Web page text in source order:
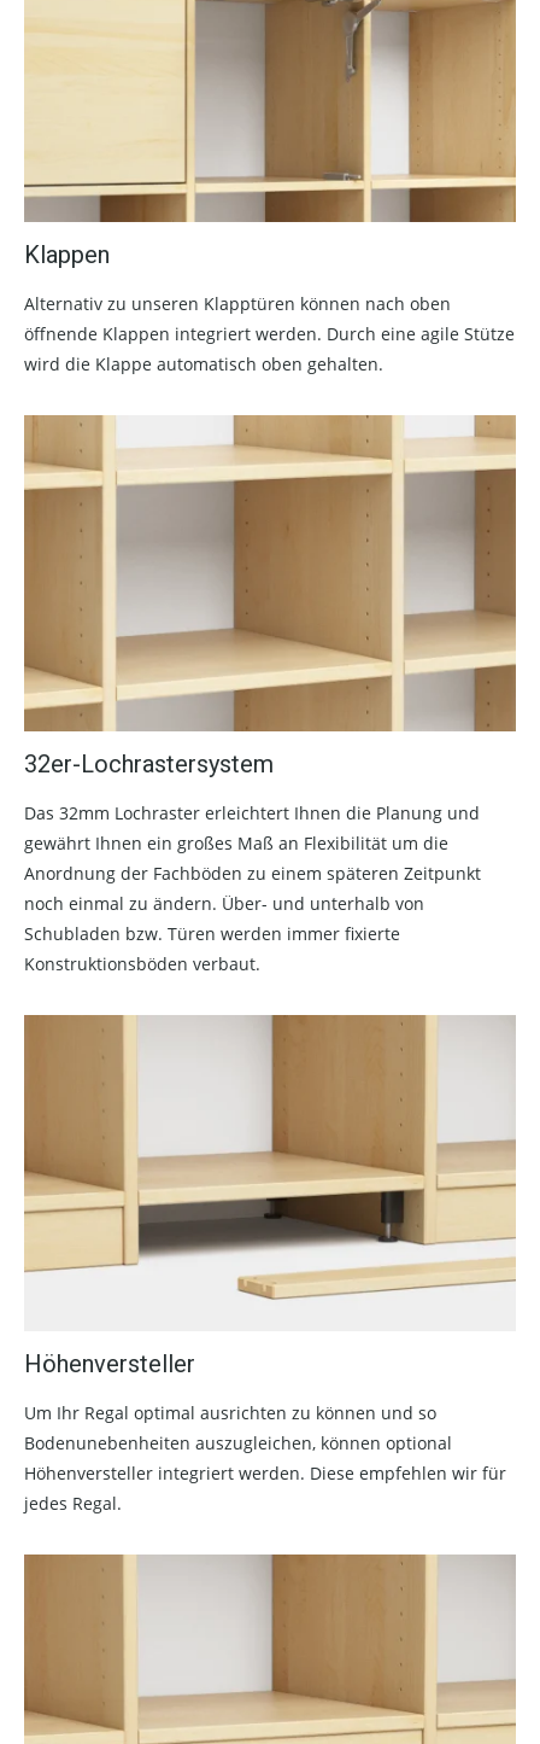
Klappen
Alternativ zu unseren Klapptüren können nach oben
öffnende Klappen integriert werden. Durch eine agile Stütze
wird die Klappe automatisch oben gehalten.
32er-Lochrastersystem
Das 32mm Lochraster erleichtert Ihnen die Planung und
gewährt Ihnen ein großes Maß an Flexibilität um die
Anordnung der Fachböden zu einem späteren Zeitpunkt
noch einmal zu ändern. Über- und unterhalb von
Schubladen bzw. Türen werden immer fixierte
Konstruktionsböden verbaut.
Höhenversteller
Um Ihr Regal optimal ausrichten zu können und so
Bodenunebenheiten auszugleichen, können optional
Höhenversteller integriert werden. Diese empfehlen wir für
jedes Regal.